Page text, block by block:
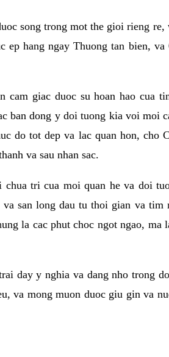
song trong mot the gioi rieng
hang ngay Thuong tan bien, va
cam giac duoc su hoan hao cua
ban dong y doi tuong kia voi moi
do tot dep va lac quan hon, cho
va sau nhan sac.
tri cua moi quan he va doi
san long dau tu thoi gian va tim
la cac phut choc ngot ngao, ma
day y nghia va dang nho trong
va mong muon duoc giu gin va